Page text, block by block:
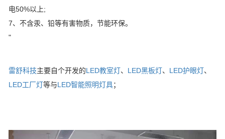
电50%以上;
7、不含汞、铅等有害物质，节能环保。
"
雷舒科技主要自个开发的LED教室灯、 LED黑板灯、 LED护眼灯、
LED工厂灯等与LED智能照明灯具；